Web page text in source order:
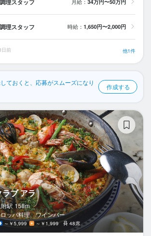
理スタッフ 月給： 34万円〜50万円
理スタッフ 時給： 1,650円〜2,000円
前 他1件
ておくと、応募がスムーズになり
作成する
ブ アラ
駅 158m
ッパ料理、ワインバー
～￥5,999 ～￥1,999 48席